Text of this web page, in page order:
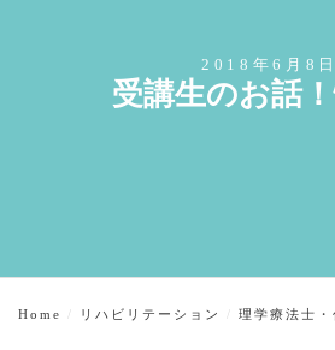
2018年6月8日
受講生のお話
Home リハビリテーション 理学療法士・